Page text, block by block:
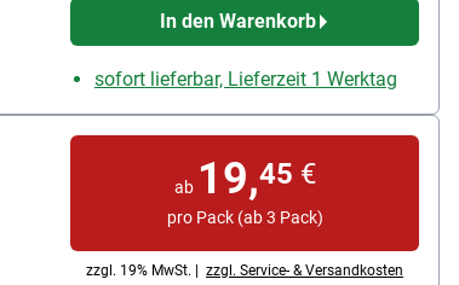
In den Warenkorb
sofort lieferbar, Lieferzeit 1 Werktag
ab 19,45 €
pro Pack (ab 3 Pack)
zzgl. 19% MwSt. | zzgl. Service- & Versandkosten